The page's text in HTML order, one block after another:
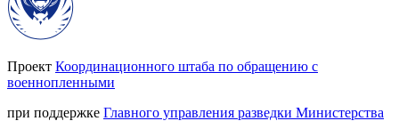
Проект Координационного штаба по обращению с
военнопленными
при поддержке Главного управления разведки Министерства